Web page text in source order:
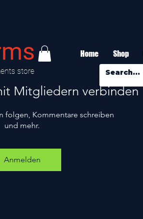
Home Shop
store
Mitgliedern verbinden
folgen, Kommentare schreiben
und mehr.
Anmelden